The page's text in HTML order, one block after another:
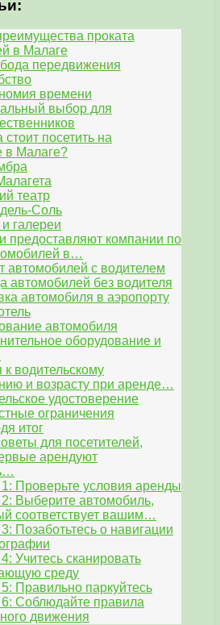
проката
в Малаге
передвижения
времени
выбор для
стоит посетить на
в Малаге?
театр
Соль
галереи
предоставляют компании по
в…
автомобилей с водителем
автомобилей без водителя
автомобиля в аэропорту
автомобиля
оборудование и
водительскому
и возрасту при аренде…
удостоверение
ограничения
итог
для посетителей,
арендуют
Проверьте условия аренды
Выберите автомобиль,
соответствует вашим…
Позаботьтесь о навигации
Учитесь сканировать
среду
Правильно паркуйтесь
Соблюдайте правила
движения